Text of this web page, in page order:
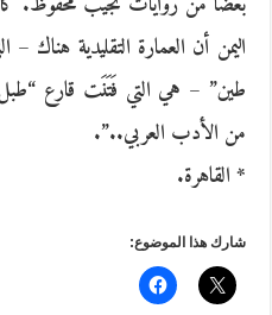
اليمن أن العمارة التقليدية
طين” – هي التي فَتَنَت قارع
من الأدب العربي..”.
* القاهرة.
شارك هذا الموضوع: